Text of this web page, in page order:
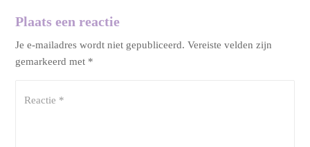
Plaats een reactie
Je e-mailadres wordt niet gepubliceerd. Vereiste velden zijn
gemarkeerd met *